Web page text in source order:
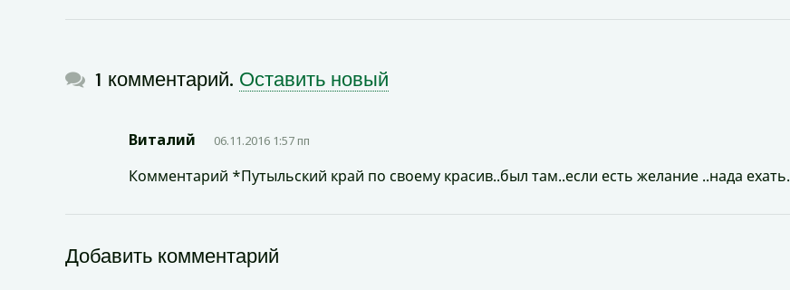
1 комментарий. Оставить новый
Виталий 06.11.2016 1:57 пп
Комментарий *Путыльский край по своему красив..был там..если есть желание ..нада ехать.
Добавить комментарий